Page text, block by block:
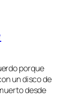
porque
un disco de
desde